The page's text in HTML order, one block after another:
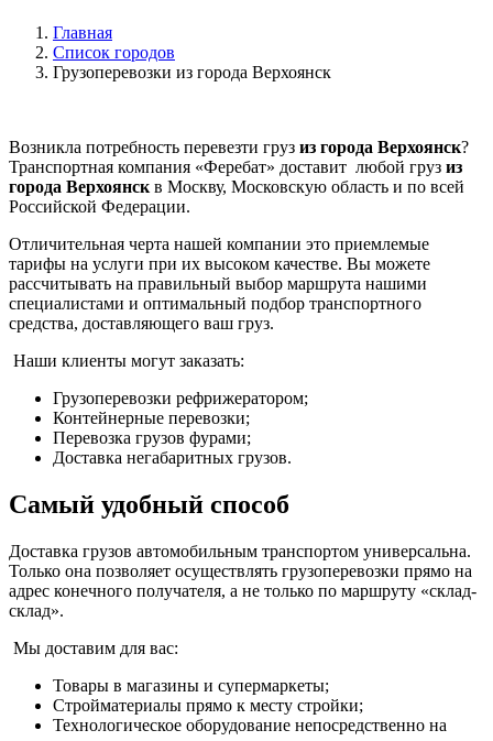
Главная
Список городов
Грузоперевозки из города Верхоянск
Возникла потребность перевезти груз из города Верхоянск?
Транспортная компания «Феребат» доставит любой груз из
города Верхоянск в Москву, Московскую область и по всей
Российской Федерации.
Отличительная черта нашей компании это приемлемые
тарифы на услуги при их высоком качестве. Вы можете
рассчитывать на правильный выбор маршрута нашими
специалистами и оптимальный подбор транспортного
средства, доставляющего ваш груз.
Наши клиенты могут заказать:
Грузоперевозки рефрижератором;
Контейнерные перевозки;
Перевозка грузов фурами;
Доставка негабаритных грузов.
Самый удобный способ
Доставка грузов автомобильным транспортом универсальна.
Только она позволяет осуществлять грузоперевозки прямо на
адрес конечного получателя, а не только по маршруту «склад-
склад».
Мы доставим для вас:
Товары в магазины и супермаркеты;
Стройматериалы прямо к месту стройки;
Технологическое оборудование непосредственно на